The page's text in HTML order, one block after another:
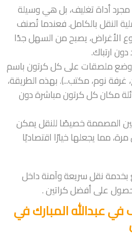
أداة تغليف، بل هي وسيلة
النقل بالكامل. فعندما تُصنف
الأغراض، يصبح من السهل جدًا
ارتباك.
وضع ملصقات على كل كرتون باسم
غرفة نوم، مكتب...). بهذه الطريقة،
مكان كل كرتون مباشرة دون
المصممة خصيصًا للنقل يمكن
مما يجعلها خيارًا اقتصاديًا
بخدمة نقل سريعة وآمنة داخل
على أفضل كراتين .
عبدالله المبارك في